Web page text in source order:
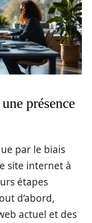
présence
par le biais
site internet à
étapes
d’abord,
actuel et des